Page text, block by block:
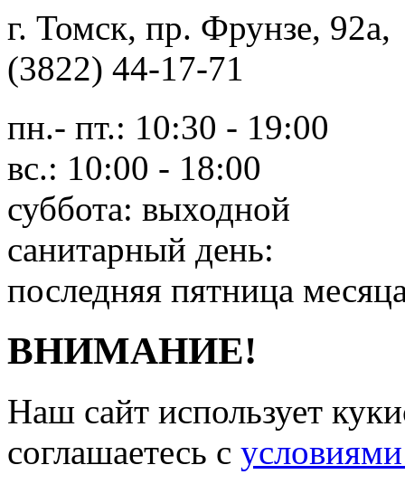
г. Томск, пр. Фрунзе,
(3822) 44-17-71
пн.- пт.: 10:30 - 19:00
вс.: 10:00 - 18:00
суббота: выходной
санитарный день:
последняя пятница
ВНИМАНИЕ!
Наш сайт использует
соглашаетесь c